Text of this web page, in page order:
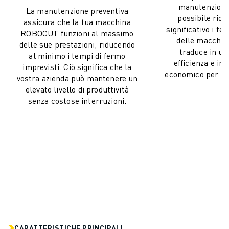
MACCHINE PER ELETTROEROSIONE A FILO
ROBOCUT MACCHINE PER ELETTROEROSIONE A FILO
ROBOCUT HARDWARE
SOFTWARE ROBOCUT
MANUTENZIONE PREVENTIVA DI ROBOCUT
SOSTENIBILITÀ DI ROBOCUT
SOLUZIONI IIOT
SOLUZIONI PER FABBRICHE INTELLIGENTI
VEICOLI ELETTRICI
La manutenzione preventiva
assicura che la tua macchina
ROBOCUT funzioni al massimo
delle sue prestazioni, riducendo
al minimo i tempi di fermo
imprevisti. Ciò significa che la
vostra azienda può mantenere un
elevato livello di produttività
senza costose interruzioni.
possibile
significativo i
delle
traduce in
efficienza e in
economico per